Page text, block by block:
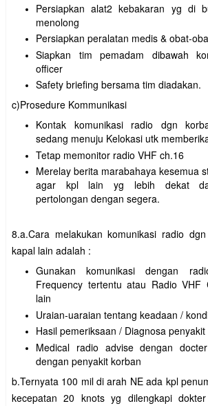
Persiapkan alat2 kebakaran yg di
menolong
Persiapkan peralatan medis & obat-
Siapkan tim pemadam dibawah
officer
Safety briefing bersama tim diadakan.
c)Prosedure Kommunikasi
Kontak komunikasi radio dgn
sedang menuju Kelokasi utk
Tetap memonitor radio VHF ch.16
Merelay berita marabahaya kesemua
agar kpl lain yg lebih dekat
pertolongan dengan segera.
8.a.Cara melakukan komunikasi radio
kapal lain adalah :
Gunakan komunikasi dengan
Frequency tertentu atau Radio VHF
lain
Uraian-uaraian tentang keadaan /
Hasil pemeriksaan / Diagnosa penyakit
Medical radio advise dengan
dengan penyakit korban
b.Ternyata 100 mil di arah NE ada kpl
kecepatan 20 knots yg dilengkapi